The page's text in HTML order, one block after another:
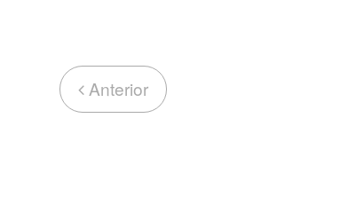
Anterior